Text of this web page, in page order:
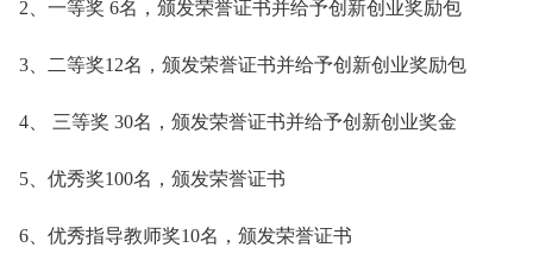
2、一等奖 6名，颁发荣誉证书并给予创新创业奖励包
3、二等奖12名，颁发荣誉证书并给予创新创业奖励包
4、 三等奖 30名，颁发荣誉证书并给予创新创业奖金
5、优秀奖100名，颁发荣誉证书
6、优秀指导教师奖10名，颁发荣誉证书